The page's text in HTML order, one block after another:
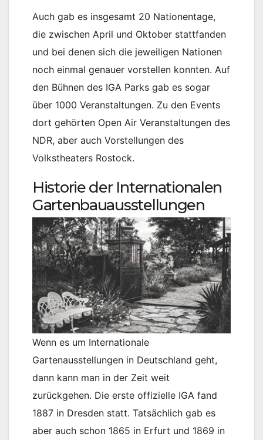
Auch gab es insgesamt 20 Nationentage,
die zwischen April und Oktober stattfanden
und bei denen sich die jeweiligen Nationen
noch einmal genauer vorstellen konnten. Auf
den Bühnen des IGA Parks gab es sogar
über 1000 Veranstaltungen. Zu den Events
dort gehörten Open Air Veranstaltungen des
NDR, aber auch Vorstellungen des
Volkstheaters Rostock.
Historie der Internationalen
Gartenbauausstellungen
Wenn es um Internationale
Gartenausstellungen in Deutschland geht,
dann kann man in der Zeit weit
zurückgehen. Die erste offizielle IGA fand
1887 in Dresden statt. Tatsächlich gab es
aber auch schon 1865 in Erfurt und 1869 in